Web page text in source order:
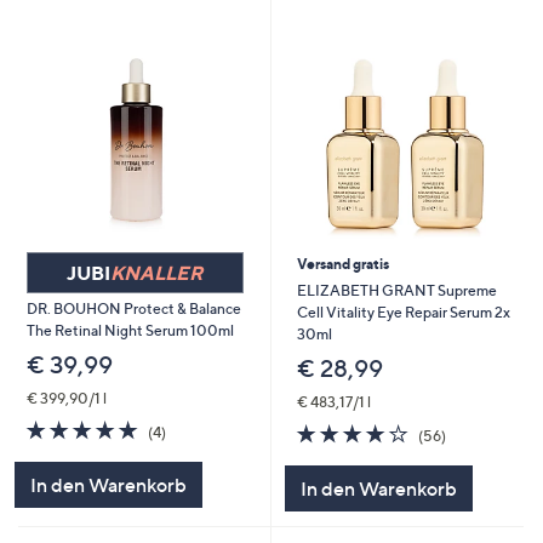
JUBIKNALLER
DR. BOUHON Protect & Balance
The Retinal Night Serum 100ml
€ 39,99
€ 399,90/1 l
5.0
von
5
(4)
In den Warenkorb
Versand gratis
ELIZABETH GRANT Supreme
Cell Vitality Eye Repair Serum 2x
30ml
€ 28,99
€ 483,17/1 l
4.0
von
5
(56)
In den Warenkorb